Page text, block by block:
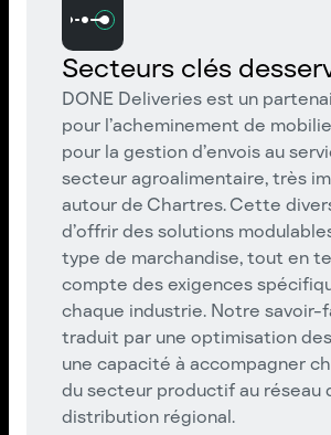
Secteurs clés
DONE Deliveries est un
pour l’acheminement de
pour la gestion d’envois au
secteur agroalimentaire, très
autour de Chartres. Cette
d’offrir des solutions
type de marchandise, tout en
compte des exigences
chaque industrie. Notre savoir-
traduit par une optimisation
une capacité à accompagner
du secteur productif au réseau
distribution régional.